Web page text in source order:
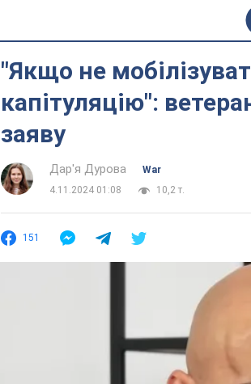
"Якщо не
капітуляцію":
заяву
Дар'я Дурова
War
4.11.2024 01:08
10,2 т.
151